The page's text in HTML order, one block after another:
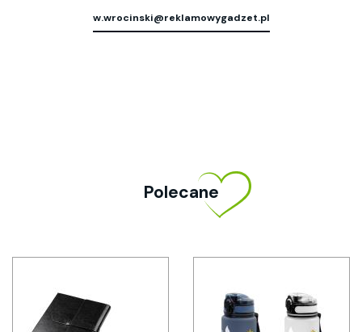
w.wrocinski@reklamowygadzet.pl
Polecane